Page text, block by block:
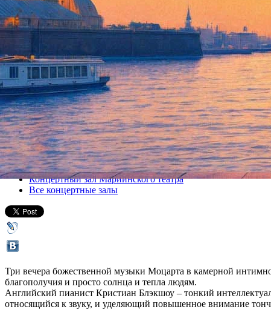
Сольный концерт Кристиана
04 июля 2012, среда-06 июля 2012, пятница
Версия для печати
Все концерты
Концертный зал Мариинского театра
Все концертные залы
Три вечера божественной музыки Моцарта в камерной
благополучия и просто солнца и тепла людям.
Английский пианист Кристиан Блэкшоу – тонкий
относящийся к звуку, и уделяющий повышенное внимание